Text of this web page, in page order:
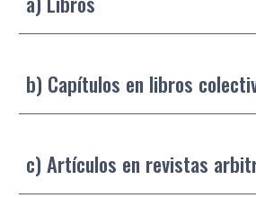
b) Capítulos en libros
c) Artículos en revistas